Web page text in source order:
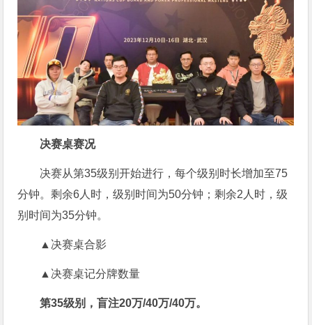
决赛桌赛况
决赛从第35级别开始进行，每个级别时长增加至75
分钟。剩余6人时，级别时间为50分钟；剩余2人时，级
别时间为35分钟。
▲决赛桌合影
▲决赛桌记分牌数量
第35级别，盲注20万/40万/40万。